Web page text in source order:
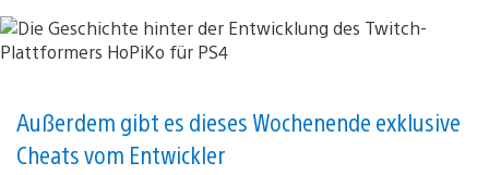
Außerdem gibt es dieses Wochenende exklusive
Cheats vom Entwickler